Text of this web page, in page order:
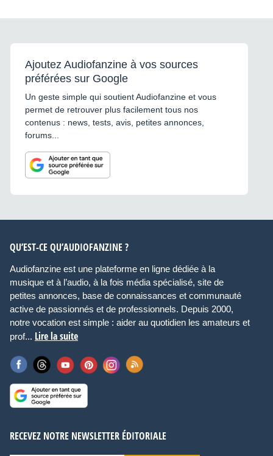
Ajoutez Audiofanzine à vos sources
préférées sur Google
Un geste simple qui soutient Audiofanzine et vous
permet de retrouver plus facilement tous nos
contenus : news, tests, avis, petites annonces,
forums...
QU’EST-CE QU’AUDIOFANZINE ?
Audiofanzine est une plateforme en ligne dédiée à la
musique et à l’audio, à la fois média spécialisé, site de
petites annonces, base de connaissances et communauté
active de passionnés et de professionnels. Depuis 2000,
notre vocation est simple : aider au quotidien les amateurs et
prof... Lire la suite
RECEVEZ NOTRE NEWSLETTER ÉDITORIALE